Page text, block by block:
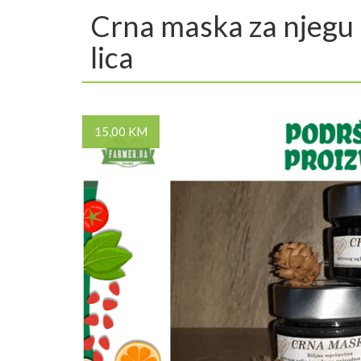
Crna maska za njegu
lica
15,00 KM